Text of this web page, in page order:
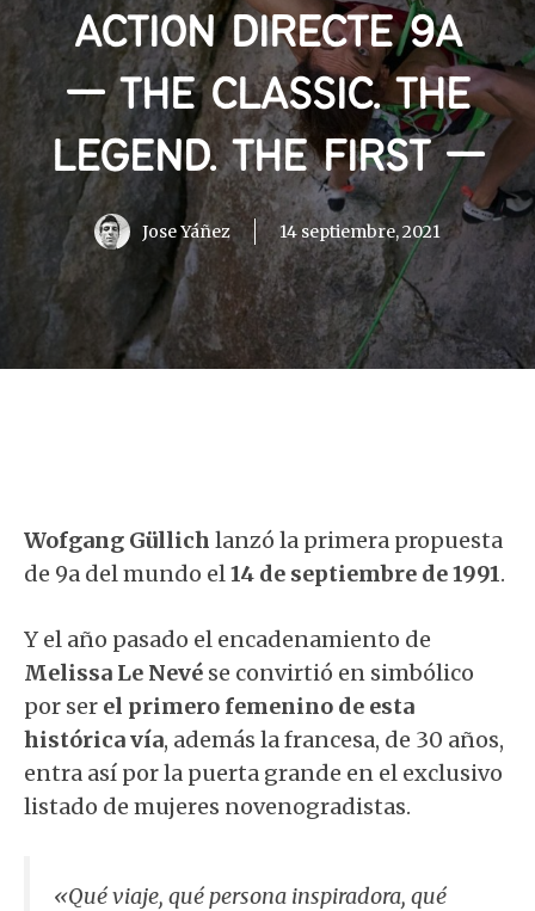
ACTION DIRECTE 9A
— THE CLASSIC. THE
LEGEND. THE FIRST —
Jose Yáñez 14 septiembre, 2021
Wofgang Güllich lanzó la primera propuesta
de 9a del mundo el14 de septiembre de 1991.
Y el año pasado el encadenamiento de
Melissa Le Nevé se convirtió en simbólico
por ser el primero femenino de esta
histórica vía, además la francesa, de 30 años,
entra así por la puerta grande en el exclusivo
listado de mujeres novenogradistas.
«Qué viaje, qué persona inspiradora, qué